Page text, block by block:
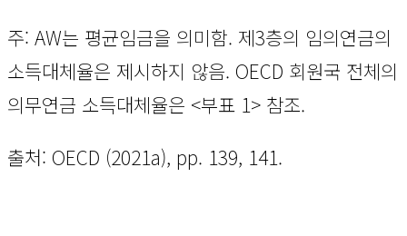
주: AW는 평균임금을 의미함. 제3층의 임의연금의
소득대체율은 제시하지 않음. OECD 회원국 전체의
의무연금 소득대체율은 <부표 1> 참조.
출처: OECD (2021a), pp. 139, 141.